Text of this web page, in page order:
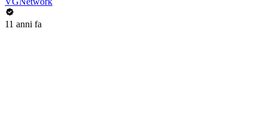
11 anni fa